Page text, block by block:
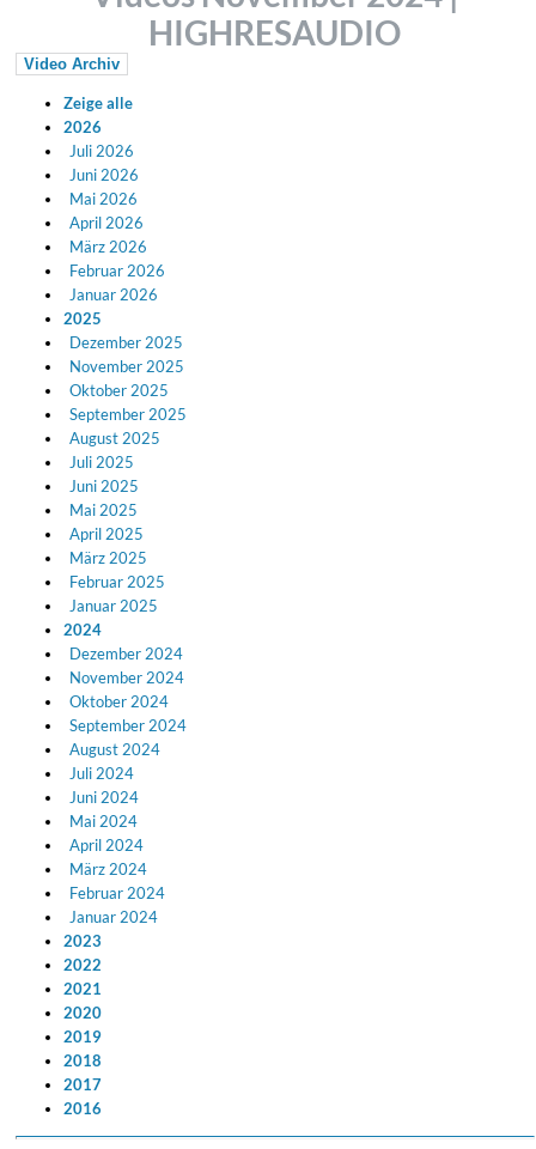
HIGHRESAUDIO
Video Archiv
Zeige alle
2026
Juli 2026
Juni 2026
Mai 2026
April 2026
März 2026
Februar 2026
Januar 2026
2025
Dezember 2025
November 2025
Oktober 2025
September 2025
August 2025
Juli 2025
Juni 2025
Mai 2025
April 2025
März 2025
Februar 2025
Januar 2025
2024
Dezember 2024
November 2024
Oktober 2024
September 2024
August 2024
Juli 2024
Juni 2024
Mai 2024
April 2024
März 2024
Februar 2024
Januar 2024
2023
2022
2021
2020
2019
2018
2017
2016